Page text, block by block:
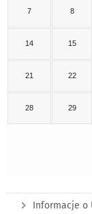
7 8
14 15
21 22
28 29
Informacje o